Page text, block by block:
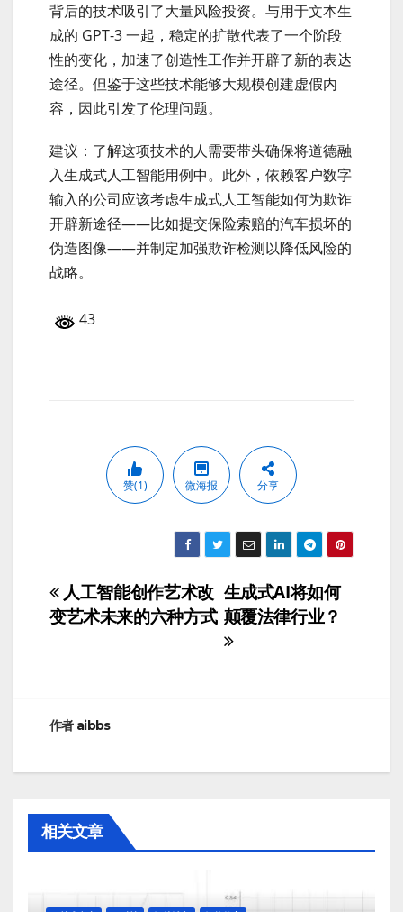
背后的技术吸引了大量风险投资。与用于文本生
成的 GPT-3 一起，稳定的扩散代表了一个阶段
性的变化，加速了创造性工作并开辟了新的表达
途径。但鉴于这些技术能够大规模创建虚假内
容，因此引发了伦理问题。
建议：了解这项技术的人需要带头确保将道德融
入生成式人工智能用例中。此外，依赖客户数字
输入的公司应该考虑生成式人工智能如何为欺诈
开辟新途径——比如提交保险索赔的汽车损坏的
伪造图像——并制定加强欺诈检测以降低风险的
战略。
43
赞(1) 微海报 分享
文
章
航
生成式AI将如何
颠覆法律行业？
人工智能创作艺术改
变艺术未来的六种方式
作者 aibbs
相关文章